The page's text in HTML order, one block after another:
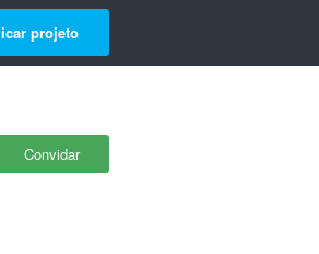
projeto
Convidar